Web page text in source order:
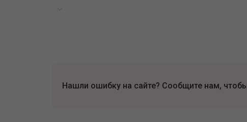
Нашли ошибку на сайте? Сообщите нам,